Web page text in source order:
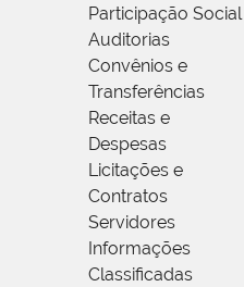
Participação Social
Auditorias
Convênios e
Transferências
Receitas e
Despesas
Licitações e
Contratos
Servidores
Informações
Classificadas